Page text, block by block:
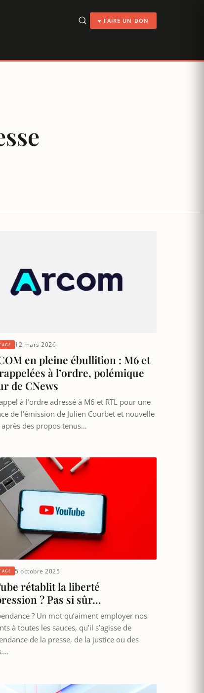
♥ FAIRE UN DON
12 mars 2026
en pleine ébullition : M6 et
à l’ordre, polémique
de CNews
à l’ordre adressé à M6 et RTL pour une
de l’émission de Julien Courbet et nouvelle
après des propos tenus…
5 octobre 2025
rétablit la liberté
? Pas si sûr…
? Un mot qu’aiment employer nos
à toutes les sauces, qu’il s’agisse de
de la presse, de la justice ou des